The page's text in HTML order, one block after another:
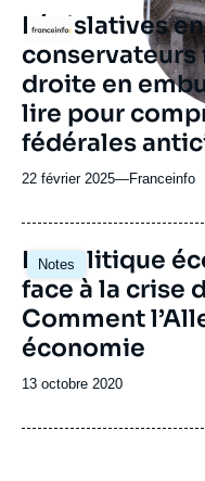
revue
ou
émission
Logo
Législatives
conservateurs
droite en
lire pour
fédérales
22 février 2025—Nom
journal,
ou
émission
Franceinfo
Notes
Image
principale
La politique
face à la crise
Comment
économie
Date
publication
13 octobre 2020